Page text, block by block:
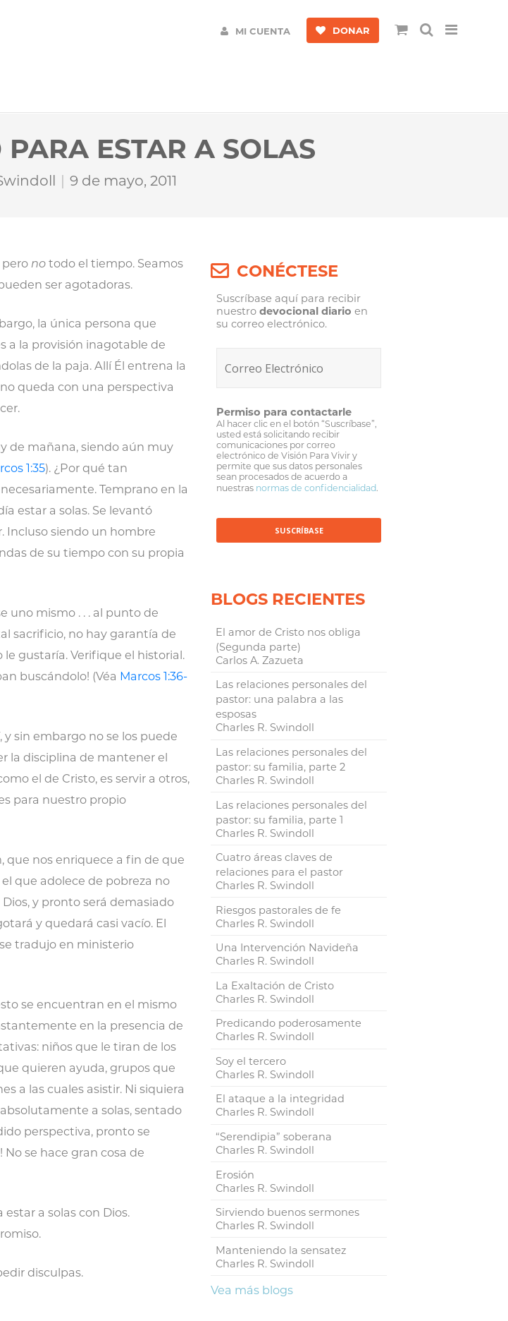
MI CUENTA DONAR
ESTAR A SOLAS
9 de mayo, 2011
pero no todo el tiempo. Seamos
ser agotadoras.
la única persona que
a la provisión inagotable de
de la paja. Allí Él entrena la
queda con una perspectiva
de mañana, siendo aún muy
1:35). ¿Por qué tan
Temprano en la
estar a solas. Se levantó
Incluso siendo un hombre
de su tiempo con su propia
uno mismo . . . al punto de
sacrificio, no hay garantía de
gustaría. Verifique el historial.
buscándolo! (Véa Marcos 1:36-
sin embargo no se los puede
la disciplina de mantener el
el de Cristo, es servir a otros,
para nuestro propio
que nos enriquece a fin de que
que adolece de pobreza no
y pronto será demasiado
y quedará casi vacío. El
tradujo en ministerio
se encuentran en el mismo
en la presencia de
niños que le tiran de los
quieren ayuda, grupos que
a las cuales asistir. Ni siquiera
a solas, sentado
perspectiva, pronto se
se hace gran cosa de
a solas con Dios.
disculpas.
CONÉCTESE
Suscríbase aquí para recibir
nuestrodevocional diario en
su correo electrónico.
Permiso para contactarle
Al hacer clic en el botón “Suscríbase”,
usted está solicitando recibir
comunicaciones por correo
electrónico de Visión Para Vivir y
permite que sus datos personales
sean procesados de acuerdo a
nuestras normas de confidencialidad.
BLOGS RECIENTES
El amor de Cristo nos obliga
(Segunda parte)
Carlos A. Zazueta
Las relaciones personales del
pastor: una palabra a las
esposas
Charles R. Swindoll
Las relaciones personales del
pastor: su familia, parte 2
Charles R. Swindoll
Las relaciones personales del
pastor: su familia, parte 1
Charles R. Swindoll
Cuatro áreas claves de
relaciones para el pastor
Charles R. Swindoll
Riesgos pastorales de fe
Charles R. Swindoll
Una Intervención Navideña
Charles R. Swindoll
La Exaltación de Cristo
Charles R. Swindoll
Predicando poderosamente
Charles R. Swindoll
Soy el tercero
Charles R. Swindoll
El ataque a la integridad
Charles R. Swindoll
“Serendipia” soberana
Charles R. Swindoll
Erosión
Charles R. Swindoll
Sirviendo buenos sermones
Charles R. Swindoll
Manteniendo la sensatez
Charles R. Swindoll
Vea más blogs